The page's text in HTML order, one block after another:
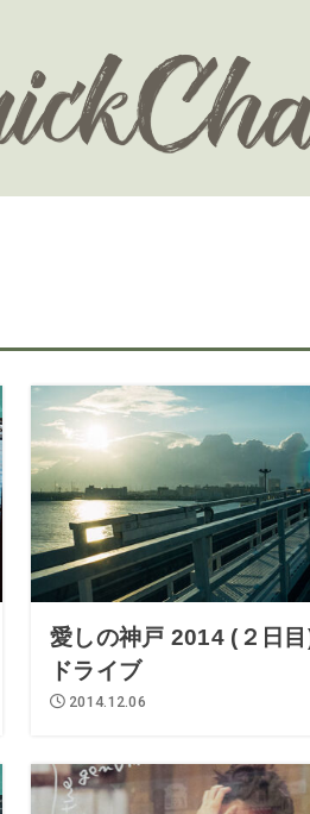
愛しの神戸 2014 (２日
ドライブ
2014.12.06